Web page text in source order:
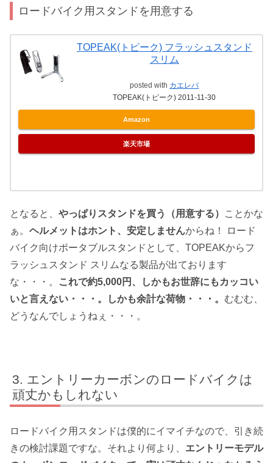
ロードバイク用スタンドを用意する
TOPEAK(トピーク) フラッシュスタンド
スリム
posted with カエレバ
TOPEAK(トピーク) 2011-11-30
Amazon
楽天市場
となると、 やっぱりスタンドを買う（用意する）
ことかな
ぁ。 ヘルメットはホント、安定しませんからね！ ロード
バイク向けポータブルスタンドとして、TOPEAKからフ
ラッシュスタンド スリムなる製品が出ております
な・・・。
これで約5,000円、しかもお世辞にもカッコい
いと言えない・・・。しかも余計な荷物・・・。 むむむ、
どうなんでしょうねぇ・・・。
エントリーカーボンのロードバイクは
頑丈かもしれない
ロードバイク用スタンドは僕的にイマイチなので、引き続
きの検討課題ですな。それより何より、 エントリーモデル